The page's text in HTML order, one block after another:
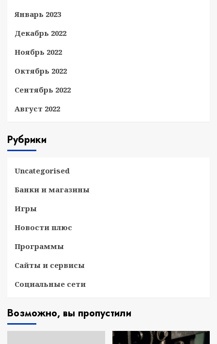
Январь 2023
Декабрь 2022
Ноябрь 2022
Октябрь 2022
Сентябрь 2022
Август 2022
Рубрики
Uncategorised
Банки и магазины
Игры
Новости плюс
Программы
Сайты и сервисы
Социальные сети
Возможно, вы пропустили